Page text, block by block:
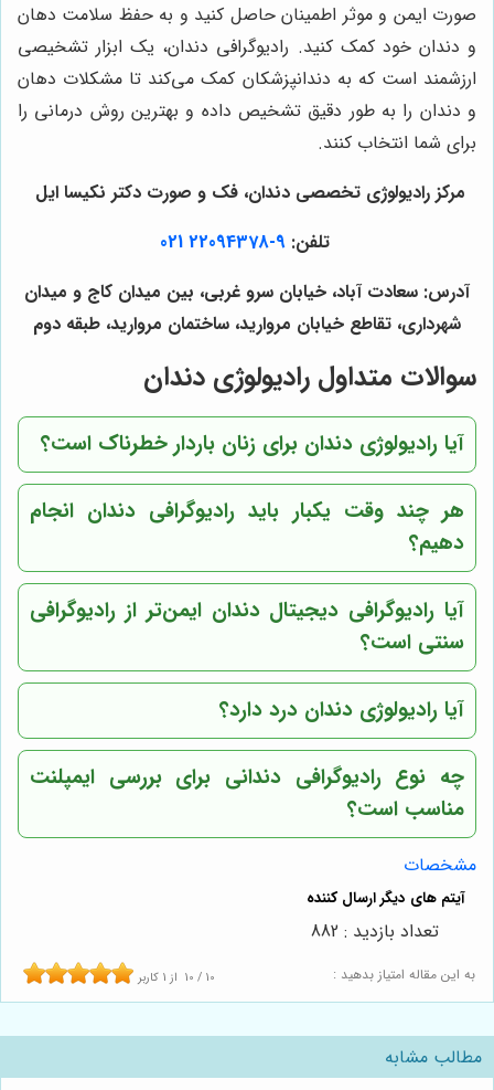
صورت ایمن و موثر اطمینان حاصل کنید و به حفظ سلامت دهان
و دندان خود کمک کنید. رادیوگرافی دندان، یک ابزار تشخیصی
ارزشمند است که به دندانپزشکان کمک می‌کند تا مشکلات دهان
و دندان را به طور دقیق تشخیص داده و بهترین روش درمانی را
برای شما انتخاب کنند.
مرکز رادیولوژی تخصصی دندان، فک و صورت دکتر نکیسا ایل
تلفن:9-22094378 021
آدرس: سعادت آباد، خیابان سرو غربی، بین میدان کاج و میدان
شهرداری، تقاطع خیابان مروارید، ساختمان مروارید، طبقه دوم
سوالات متداول رادیولوژی دندان
آیا رادیولوژی دندان برای زنان باردار خطرناک است؟
هر چند وقت یکبار باید رادیوگرافی دندان انجام
دهیم؟
آیا رادیوگرافی دیجیتال دندان ایمن‌تر از رادیوگرافی
سنتی است؟
آیا رادیولوژی دندان درد دارد؟
چه نوع رادیوگرافی دندانی برای بررسی ایمپلنت
مناسب است؟
مشخصات
به این مقاله امتیاز بدهید : 10 / 10 از 1 کاربر
تعداد بازدید : 882
مطالب مشابه